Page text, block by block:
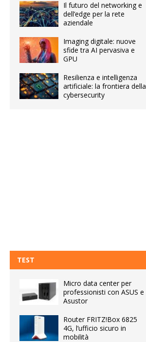
Il futuro del networking e
dell’edge per la rete
aziendale
Imaging digitale: nuove
sfide tra AI pervasiva e
GPU
Resilienza e intelligenza
artificiale: la frontiera della
cybersecurity
TEST
Micro data center per
professionisti con ASUS e
Asustor
Router FRITZ!Box 6825
4G, l’ufficio sicuro in
mobilità